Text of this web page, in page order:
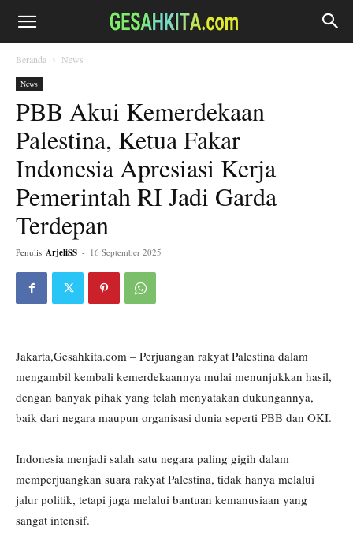
Beranda News
News
PBB Akui Kemerdekaan
Palestina, Ketua Fakar
Indonesia Apresiasi Kerja
Pemerintah RI Jadi Garda
Terdepan
Penulis ArjeliSS - 16 September 2025
Jakarta,Gesahkita.com – Perjuangan rakyat Palestina dalam
mengambil kembali kemerdekaannya mulai menunjukkan hasil,
dengan banyak pihak yang telah menyatakan dukungannya,
baik dari negara maupun organisasi dunia seperti PBB dan OKI.
Indonesia menjadi salah satu negara paling gigih dalam
memperjuangkan suara rakyat Palestina, tidak hanya melalui
jalur politik, tetapi juga melalui bantuan kemanusiaan yang
sangat intensif.